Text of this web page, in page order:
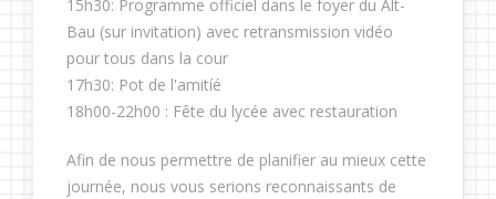
15h30: Programme officiel dans le foyer du Alt-
Bau (sur invitation) avec retransmission vidéo
pour tous dans la cour
17h30: Pot de l'amitíé
18h00-22h00 : Fête du lycée avec restauration
Afin de nous permettre de planifier au mieux cette
journée, nous vous serions reconnaissants de